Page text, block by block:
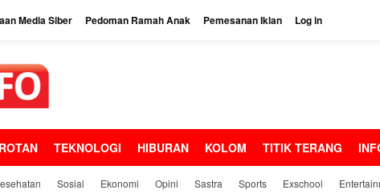
Media Siber Pedoman Ramah Anak Pemesanan Iklan Log in
TEKNOLOGI HIBURAN KOLOM TITIK TERANG
Sosial Ekonomi Opini Sastra Sports Exschool